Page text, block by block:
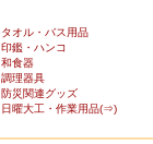
タオル・バス用品
印鑑・ハンコ
和食器
調理器具
防災関連グッズ
日曜大工・作業用品(⇒)